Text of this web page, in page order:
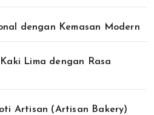
dengan Kemasan Modern
Lima dengan Rasa
Artisan (Artisan Bakery)